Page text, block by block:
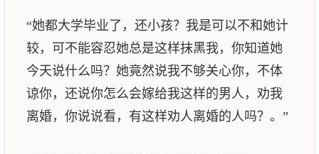
“她都大学毕业了，还小孩？我是可以不和她计
较，可不能容忍她总是这样抹黑我，你知道她
今天说什么吗？她竟然说我不够关心你，不体
谅你，还说你怎么会嫁给我这样的男人，劝我
离婚，你说说看，有这样劝人离婚的人吗？。”